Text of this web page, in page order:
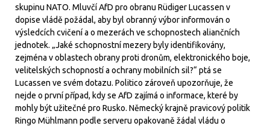
skupinu NATO. Mluvčí AfD pro obranu Rüdiger Lucassen v
dopise vládě požádal, aby byl obranný výbor informován o
výsledcích cvičení a o mezerách ve schopnostech aliančních
jednotek. „Jaké schopnostní mezery byly identifikovány,
zejména v oblastech obrany proti dronům, elektronického boje,
velitelských schopností a ochrany mobilních sil?“ ptá se
Lucassen ve svém dotazu. Politico zároveň upozorňuje, že
nejde o první případ, kdy se AfD zajímá o informace, které by
mohly být užitečné pro Rusko. Německý krajně pravicový politik
Ringo Mühlmann podle serveru opakovaně žádal vládu o